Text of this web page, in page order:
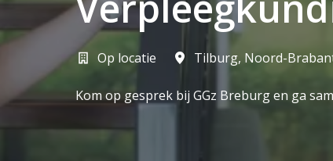
Op locatie Tilburg, Noord-
Kom op gesprek bij GGz Breburg en ga